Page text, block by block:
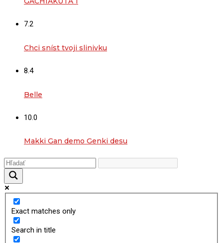
7.2
Chci sníst tvoji slinivku
8.4
Belle
10.0
Makki Gan demo Genki desu
Exact matches only
Search in title